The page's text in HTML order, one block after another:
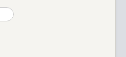
Μουσείο